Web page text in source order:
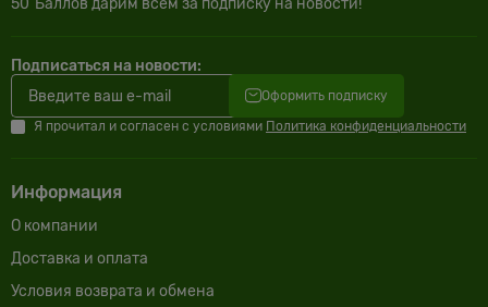
50 Баллов дарим всем за подписку на новости!
Подписаться на новости:
Оформить подписку
Я прочитал и согласен с условиями Политика конфиденциальности
Информация
О компании
Доставка и оплата
Условия возврата и обмена